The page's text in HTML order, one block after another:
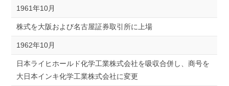
1961年10月
株式を大阪および名古屋証券取引所に上場
1962年10月
日本ライヒホールド化学工業株式会社を吸収合併し、商号を
大日本インキ化学工業株式会社に変更